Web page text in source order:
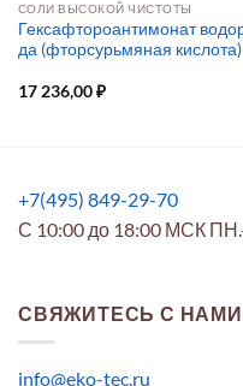
СОЛИ ВЫСОКОЙ ЧИСТОТЫ
Гексафтороантимонат
да (фторсурьмяная кислота)
17 236,00₽
+7(495) 849-29-70
С 10:00 до 18:00 МСК
СВЯЖИТЕСЬ С НАМИ
info@eko-tec.ru